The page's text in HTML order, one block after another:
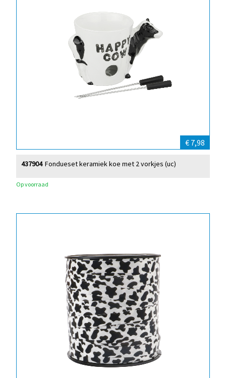
€ 7,98
Fondueset keramiek koe met 2 vorkjes (uc)
437904
Op voorraad